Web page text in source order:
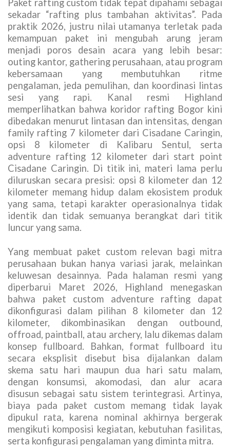
Paket rafting custom tidak tepat dipahami sebagai
sekadar “rafting plus tambahan aktivitas”. Pada
praktik 2026, justru nilai utamanya terletak pada
kemampuan paket ini mengubah arung jeram
menjadi poros desain acara yang lebih besar:
outing kantor, gathering perusahaan, atau program
kebersamaan yang membutuhkan ritme
pengalaman, jeda pemulihan, dan koordinasi lintas
sesi yang rapi. Kanal resmi Highland
memperlihatkan bahwa koridor rafting Bogor kini
dibedakan menurut lintasan dan intensitas, dengan
family rafting 7 kilometer dari Cisadane Caringin,
opsi 8 kilometer di Kalibaru Sentul, serta
adventure rafting 12 kilometer dari start point
Cisadane Caringin. Di titik ini, materi lama perlu
diluruskan secara presisi: opsi 8 kilometer dan 12
kilometer memang hidup dalam ekosistem produk
yang sama, tetapi karakter operasionalnya tidak
identik dan tidak semuanya berangkat dari titik
luncur yang sama.
Yang membuat paket custom relevan bagi mitra
perusahaan bukan hanya variasi jarak, melainkan
keluwesan desainnya. Pada halaman resmi yang
diperbarui Maret 2026, Highland menegaskan
bahwa paket custom adventure rafting dapat
dikonfigurasi dalam pilihan 8 kilometer dan 12
kilometer, dikombinasikan dengan outbound,
offroad, paintball, atau archery, lalu dikemas dalam
konsep fullboard. Bahkan, format fullboard itu
secara eksplisit disebut bisa dijalankan dalam
skema satu hari maupun dua hari satu malam,
dengan konsumsi, akomodasi, dan alur acara
disusun sebagai satu sistem terintegrasi. Artinya,
biaya pada paket custom memang tidak layak
dipukul rata, karena nominal akhirnya bergerak
mengikuti komposisi kegiatan, kebutuhan fasilitas,
serta konfigurasi pengalaman yang diminta mitra.